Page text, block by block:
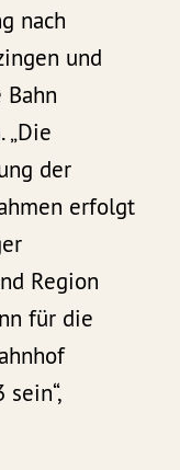
nach
und
der
erfolgt
Region
für die